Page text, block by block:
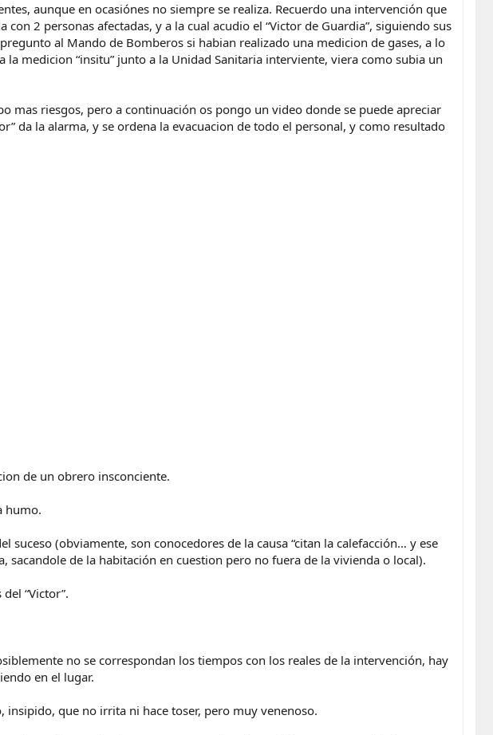
aunque en ocasiónes no siempre se realiza. Recuerdo una intervención que
2 personas afectadas, y a la cual acudio el “Victor de Guardia”, siguiendo sus
al Mando de Bomberos si habian realizado una medicion de gases, a lo
medicion “insitu” junto a la Unidad Sanitaria interviente, viera como subia un
riesgos, pero a continuación os pongo un video donde se puede apreciar
da la alarma, y se ordena la evacuacion de todo el personal, y como resultado
de un obrero insconciente.
humo.
suceso (obviamente, son conocedores de la causa “citan la calefacción… y ese
de la habitación en cuestion pero no fuera de la vivienda o local).
“Victor”.
no se correspondan los tiempos con los reales de la intervención, hay
en el lugar.
que no irrita ni hace toser, pero muy venenoso.